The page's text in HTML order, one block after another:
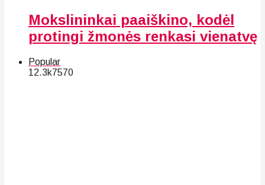
Mokslininkai paaiškino, kodėl
protingi žmonės renkasi vienatvę
Popular
12.3k7570